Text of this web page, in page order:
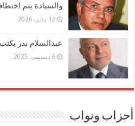
والسيادة يتم
12 يناير، 2026
عبدالسلام بدر
6 ديسمبر، 2025
أحزاب ونواب